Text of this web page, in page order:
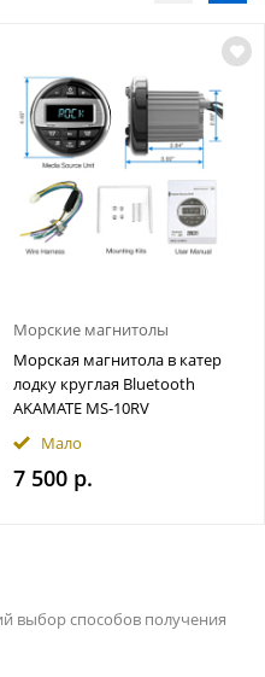
Морские магнитолы
Морская магнитола в катер
лодку круглая Bluetooth
AKAMATE MS-10RV
Мало
7 500 р.
выбор способов получения